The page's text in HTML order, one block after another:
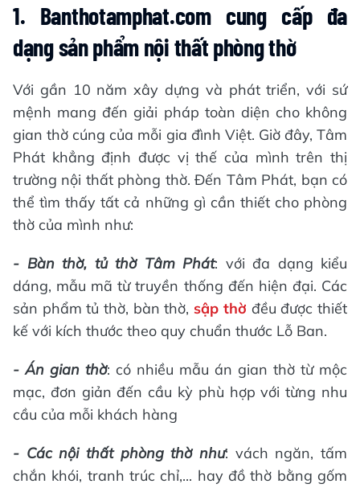
1. Banthotamphat.com cung cấp đa
dạng sản phẩm nội thất phòng thờ
Với gần 10 năm xây dựng và phát triển, với sứ
mệnh mang đến giải pháp toàn diện cho không
gian thờ cúng của mỗi gia đình Việt. Giờ đây, Tâm
Phát khẳng định được vị thế của mình trên thị
trường nội thất phòng thờ. Đến Tâm Phát, bạn có
thể tìm thấy tất cả những gì cần thiết cho phòng
thờ của mình như:
- Bàn thờ, tủ thờ Tâm Phát: với đa dạng kiểu
dáng, mẫu mã từ truyền thống đến hiện đại. Các
sản phẩm tủ thờ, bàn thờ, sập thờ đều được thiết
kế với kích thước theo quy chuẩn thước Lỗ Ban.
- Án gian thờ: có nhiều mẫu án gian thờ từ mộc
mạc, đơn giản đến cầu kỳ phù hợp với từng nhu
cầu của mỗi khách hàng
- Các nội thất phòng thờ như: vách ngăn, tấm
chắn khói, tranh trúc chỉ,... hay đồ thờ bằng gốm